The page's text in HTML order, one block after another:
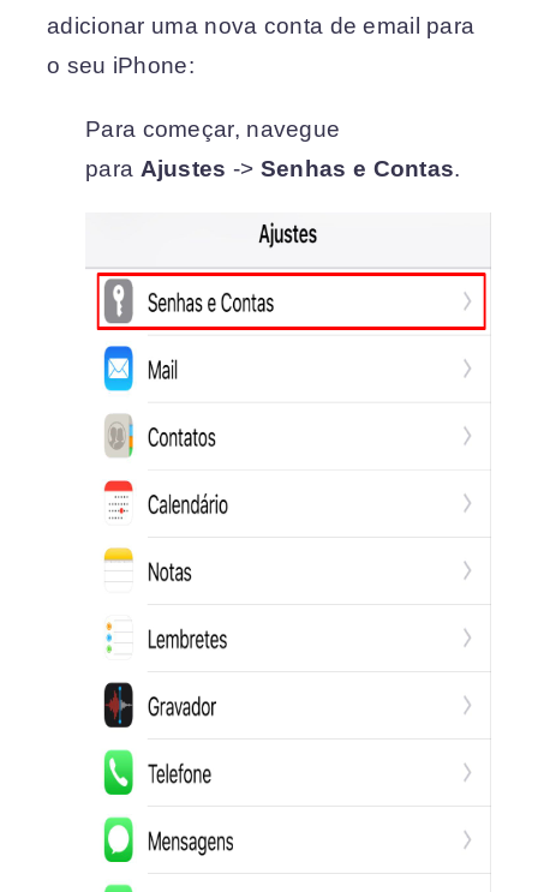
adicionar uma nova conta de email para
o seu iPhone:
Para começar, navegue
para Ajustes -> Senhas e Contas.